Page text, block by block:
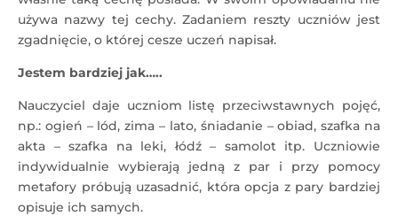
używa nazwy tej cechy. Zadaniem reszty uczniów jest
zgadnięcie, o której cesze uczeń napisał.
Jestem bardziej jak…..
Nauczyciel daje uczniom listę przeciwstawnych pojęć,
np.: ogień – lód, zima – lato, śniadanie – obiad, szafka na
akta – szafka na leki, łódź – samolot itp. Uczniowie
indywidualnie wybierają jedną z par i przy pomocy
metafory próbują uzasadnić, która opcja z pary bardziej
opisuje ich samych.